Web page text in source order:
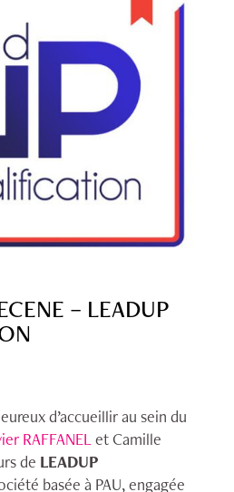
– LEADUP
d’accueillir au sein du
RAFFANELet Camille
de LEADUP
basée à PAU, engagée